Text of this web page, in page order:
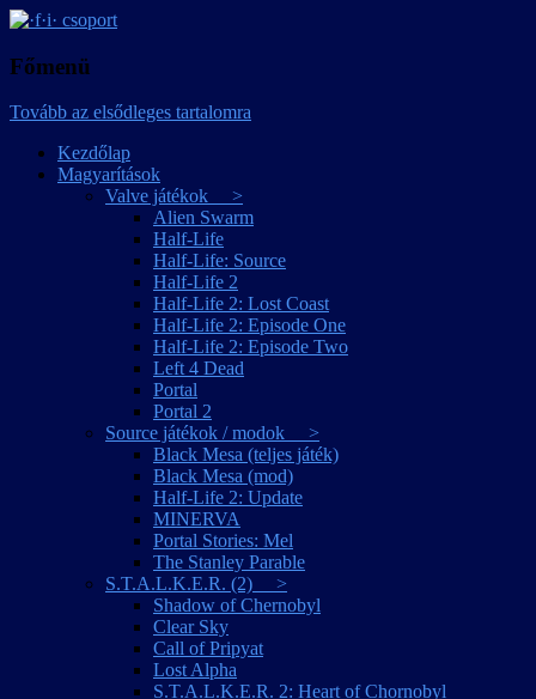
·f·i· csoport
Főmenü
Tovább az elsődleges tartalomra
Kezdőlap
Magyarítások
Valve játékok >
Alien Swarm
Half-Life
Half-Life: Source
Half-Life 2
Half-Life 2: Lost Coast
Half-Life 2: Episode One
Half-Life 2: Episode Two
Left 4 Dead
Portal
Portal 2
Source játékok / modok >
Black Mesa (teljes játék)
Black Mesa (mod)
Half-Life 2: Update
MINERVA
Portal Stories: Mel
The Stanley Parable
S.T.A.L.K.E.R. (2) >
Shadow of Chernobyl
Clear Sky
Call of Pripyat
Lost Alpha
S.T.A.L.K.E.R. 2: Heart of Chornobyl